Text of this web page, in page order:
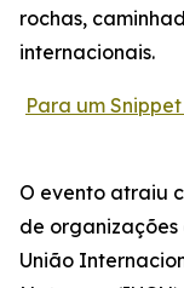
rochas,
internacionais.
Para um
O evento atraiu
de organizações
União